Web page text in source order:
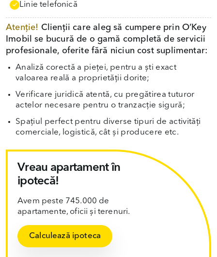
Linie telefonică
Atenție! Clienții care aleg să cumpere prin O’Key
Imobil se bucură de o gamă completă de servicii
profesionale, oferite fără niciun cost suplimentar:
Analiză corectă a pieței, pentru a ști exact
valoarea reală a proprietății dorite;
Verificare juridică atentă, cu pregătirea tuturor
actelor necesare pentru o tranzacție sigură;
Spațiul perfect pentru diverse tipuri de activități
comerciale, logistică, cât și producere etc.
Vreau apartament în
ipotecă!
Avem peste 745.000 de
apartamente, oficii și terenuri.
Calculează ipoteca